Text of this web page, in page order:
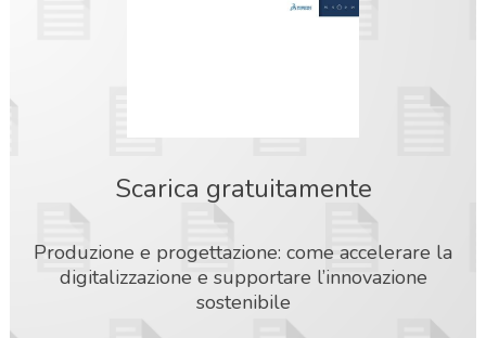
Scarica gratuitamente
Produzione e progettazione: come accelerare la
digitalizzazione e supportare l’innovazione
sostenibile